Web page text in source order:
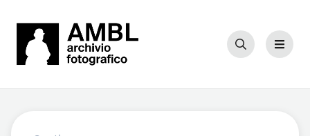
Cerca Menu